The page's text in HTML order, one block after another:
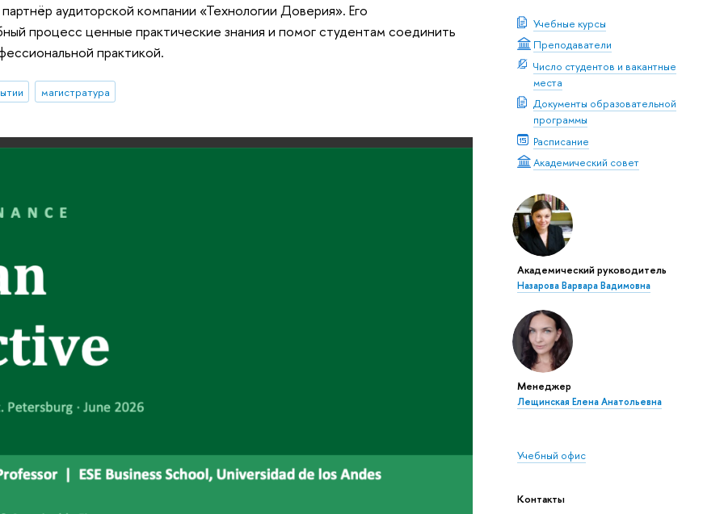
Учебные курсы
Преподаватели
Число студентов и вакантные
места
Документы образовательной
программы
Расписание
Академический совет
Академический руководитель
Назарова Варвара Вадимовна
Менеджер
Лещинская Елена Анатольевна
Учебный офис
Контакты
аудиторской компании «Технологии Доверия». Его
процесс ценные практические знания и помог студентам соединить
практикой.
магистратура